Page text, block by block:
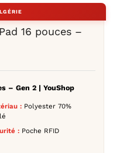
16 pouces –
– Gen 2 | YouShop
: Polyester 70%
: Poche RFID